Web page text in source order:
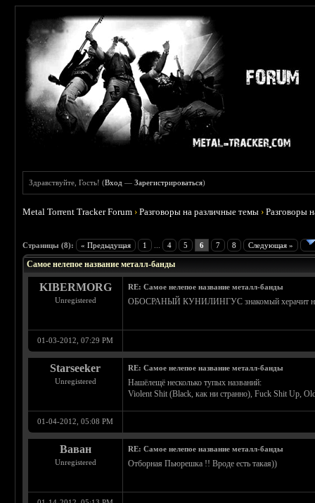
Здравствуйте, Гость! (Вход —Зарегистрироваться)
Metal Torrent Tracker Forum ›Разговоры на различные темы ›Разговоры
Страницы (8): « Предыдущая 1 4 5 6 7 8 Следующая »
Самое нелепое название металл-банды
KIBERMORG
Unregistered
RE: Самое нелепое название металл-банды
ОБОСРАНЫЙ КУНИЛИНГУС знакомый херачит на
01-03-2012, 07:29 PM
Starseeker
Unregistered
RE: Самое нелепое название металл-банды
Нашёлещё несколько тупых названий:
Violent Shit (Black, как ни странно), Fuck Shit Up,
01-04-2012, 05:08 PM
Ваван
Unregistered
RE: Самое нелепое название металл-банды
Отборная Пьюрешка !! Вроде есть такая))